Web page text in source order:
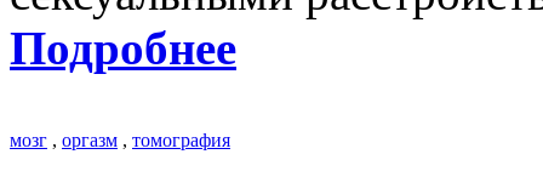
Подробнее
мозг , оргазм , томография